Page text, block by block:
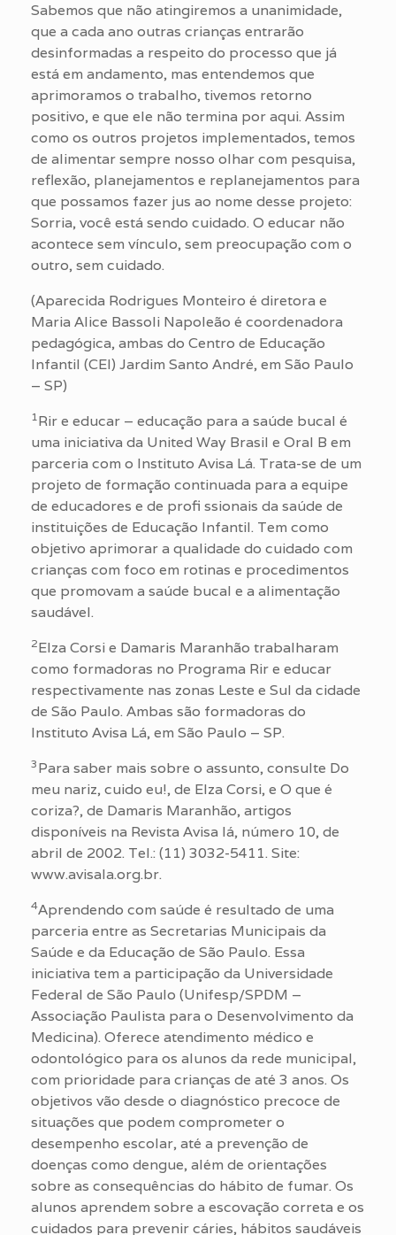
Sabemos que não atingiremos a unanimidade,
que a cada ano outras crianças entrarão
desinformadas a respeito do processo que já
está em andamento, mas entendemos que
aprimoramos o trabalho, tivemos retorno
positivo, e que ele não termina por aqui. Assim
como os outros projetos implementados, temos
de alimentar sempre nosso olhar com pesquisa,
reflexão, planejamentos e replanejamentos para
que possamos fazer jus ao nome desse projeto:
Sorria, você está sendo cuidado. O educar não
acontece sem vínculo, sem preocupação com o
outro, sem cuidado.
(Aparecida Rodrigues Monteiro é diretora e
Maria Alice Bassoli Napoleão é coordenadora
pedagógica, ambas do Centro de Educação
Infantil (CEI) Jardim Santo André, em São Paulo
– SP)
1Rir e educar – educação para a saúde bucal é
uma iniciativa da United Way Brasil e Oral B em
parceria com o Instituto Avisa Lá. Trata-se de um
projeto de formação continuada para a equipe
de educadores e de profi ssionais da saúde de
instituições de Educação Infantil. Tem como
objetivo aprimorar a qualidade do cuidado com
crianças com foco em rotinas e procedimentos
que promovam a saúde bucal e a alimentação
saudável.
2Elza Corsi e Damaris Maranhão trabalharam
como formadoras no Programa Rir e educar
respectivamente nas zonas Leste e Sul da cidade
de São Paulo. Ambas são formadoras do
Instituto Avisa Lá, em São Paulo – SP.
3 Para saber mais sobre o assunto, consulte Do
meu nariz, cuido eu!, de Elza Corsi, e O que é
coriza?, de Damaris Maranhão, artigos
disponíveis na Revista Avisa lá, número 10, de
abril de 2002. Tel.: (11) 3032-5411. Site:
www.avisala.org.br.
4Aprendendo com saúde é resultado de uma
parceria entre as Secretarias Municipais da
Saúde e da Educação de São Paulo. Essa
iniciativa tem a participação da Universidade
Federal de São Paulo (Unifesp/SPDM –
Associação Paulista para o Desenvolvimento da
Medicina). Oferece atendimento médico e
odontológico para os alunos da rede municipal,
com prioridade para crianças de até 3 anos. Os
objetivos vão desde o diagnóstico precoce de
situações que podem comprometer o
desempenho escolar, até a prevenção de
doenças como dengue, além de orientações
sobre as consequências do hábito de fumar. Os
alunos aprendem sobre a escovação correta e os
cuidados para prevenir cáries, hábitos saudáveis